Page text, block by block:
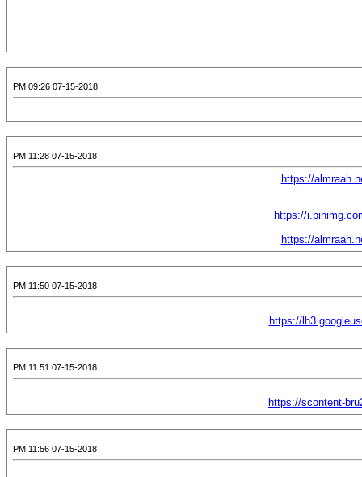
07-15-2018 09:26 PM
07-15-2018 11:28 PM
https://
https://
https://
07-15-2018 11:50 PM
https://
07-15-2018 11:51 PM
https://scontent-
07-15-2018 11:56 PM